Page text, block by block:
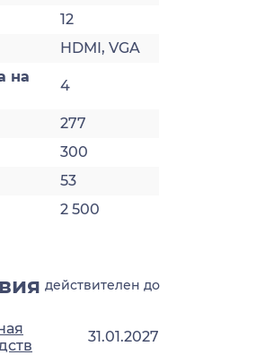
12
HDMI, VGA
на
4
277
300
53
2 500
действителен до
31.01.2027